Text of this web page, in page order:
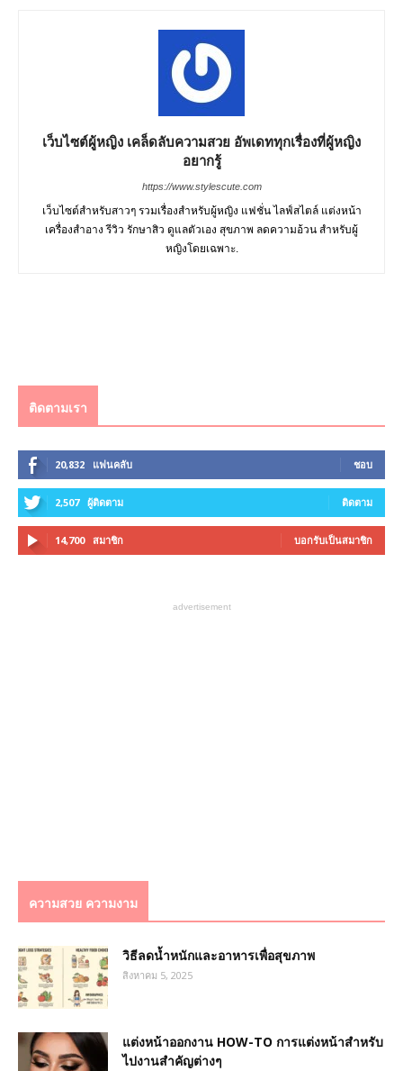
เว็บไซต์ผู้หญิง เคล็ดลับความสวย อัพเดททุกเรื่องที่ผู้หญิง
อยากรู้
https://www.stylescute.com
เว็บไซต์สำหรับสาวๆ รวมเรื่องสำหรับผู้หญิง แฟชั่น ไลฟ์สไตล์ แต่งหน้า
เครื่องสำอาง รีวิว รักษาสิว ดูแลตัวเอง สุขภาพ ลดความอ้วน สำหรับผู้
หญิงโดยเฉพาะ.
ติดตามเรา
20,832 แฟนคลับ ชอบ
2,507 ผู้ติดตาม ติดตาม
14,700 สมาชิก บอกรับเป็นสมาชิก
advertisement
ความสวย ความงาม
วิธีลดน้ำหนักและอาหารเพื่อสุขภาพ
สิงหาคม 5, 2025
แต่งหน้าออกงาน HOW-TO การแต่งหน้าสำหรับ
ไปงานสำคัญต่างๆ